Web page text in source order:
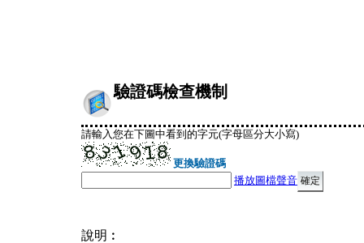
驗證碼檢查機制
請輸入您在下圖中看到的字元(字母區分大小寫)
更換驗證碼
播放圖檔聲音
說明︰